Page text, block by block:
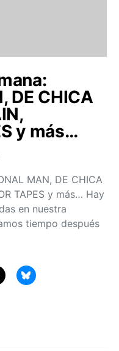
DE CHICA
y más…
MAN, DE CHICA
TAPES y más… Hay
en nuestra
tiempo después